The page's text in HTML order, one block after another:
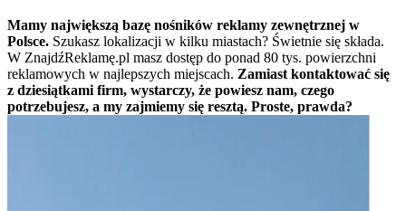
Mamy największą bazę nośników reklamy zewnętrznej w
Polsce. Szukasz lokalizacji w kilku miastach? Świetnie się składa.
W ZnajdźReklamę.pl masz dostęp do ponad 80 tys. powierzchni
reklamowych w najlepszych miejscach. Zamiast kontaktować się
z dziesiątkami firm, wystarczy, że powiesz nam, czego
potrzebujesz, a my zajmiemy się resztą. Proste, prawda?